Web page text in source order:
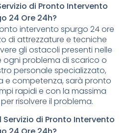
di Pronto Intervento
24 Ore 24h?
intervento spurgo 24 ore
di attrezzature e tecniche
gli ostacoli presenti nelle
ogni problema di scarico o
personale specializzato,
e competenza, sarà pronto
rapidi e con la massima
risolvere il problema.
Servizio di Pronto Intervento